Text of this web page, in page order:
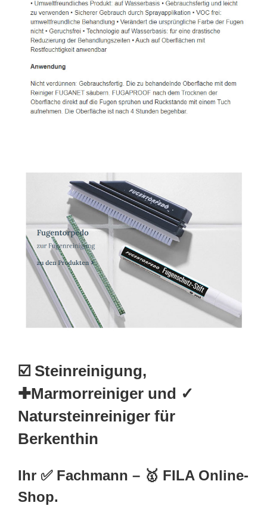
☑️ Steinreinigung,
✚Marmorreiniger und ✓
Natursteinreiniger für
Berkenthin
Ihr ✅ Fachmann – 🥇 FILA Online-
Shop.